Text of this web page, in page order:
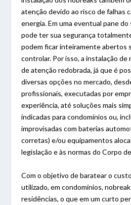
atenção devido ao risco de falhas
energia. Em uma eventual pane
pode ter sua segurança
podem ficar inteiramente abertos
controlar. Por isso, a instalação
de atenção redobrada, já que é
diversas opções no mercado,
profissionais, executadas por
experiência, até soluções mais
indicadas para condomínios ou,
improvisadas com baterias
corretas) e/ou equipamentos
legislação e às normas do Corpo
Com o objetivo de baratear o
utilizado, em condomínios,
residências, o que em um curto